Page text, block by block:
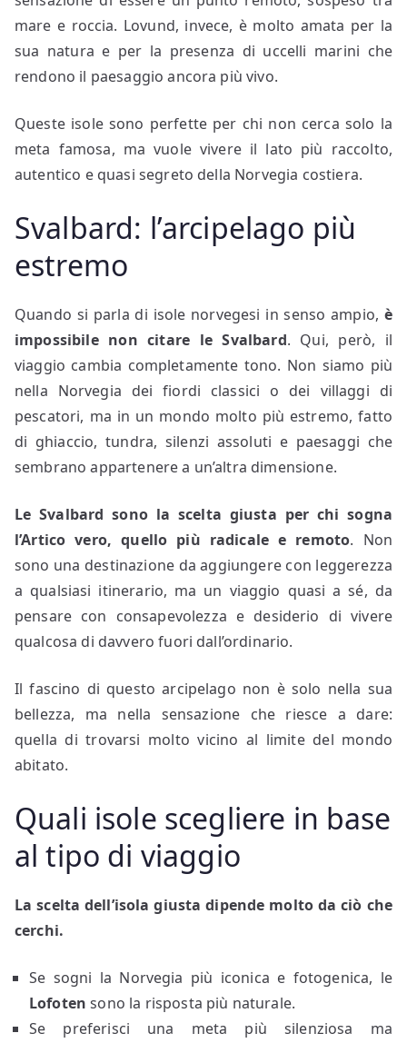
mare e roccia. Lovund, invece, è molto amata per la
sua natura e per la presenza di uccelli marini che
rendono il paesaggio ancora più vivo.
Queste isole sono perfette per chi non cerca solo la
meta famosa, ma vuole vivere il lato più raccolto,
autentico e quasi segreto della Norvegia costiera.
Svalbard: l’arcipelago più
estremo
Quando si parla di isole norvegesi in senso ampio, è
impossibile non citare le Svalbard. Qui, però, il
viaggio cambia completamente tono. Non siamo più
nella Norvegia dei fiordi classici o dei villaggi di
pescatori, ma in un mondo molto più estremo, fatto
di ghiaccio, tundra, silenzi assoluti e paesaggi che
sembrano appartenere a un’altra dimensione.
Le Svalbard sono la scelta giusta per chi sogna
l’Artico vero, quello più radicale e remoto. Non
sono una destinazione da aggiungere con leggerezza
a qualsiasi itinerario, ma un viaggio quasi a sé, da
pensare con consapevolezza e desiderio di vivere
qualcosa di davvero fuori dall’ordinario.
Il fascino di questo arcipelago non è solo nella sua
bellezza, ma nella sensazione che riesce a dare:
quella di trovarsi molto vicino al limite del mondo
abitato.
Quali isole scegliere in base
al tipo di viaggio
La scelta dell’isola giusta dipende molto da ciò che
cerchi.
Se sogni la Norvegia più iconica e fotogenica, le
Lofoten sono la risposta più naturale.
Se preferisci una meta più silenziosa ma